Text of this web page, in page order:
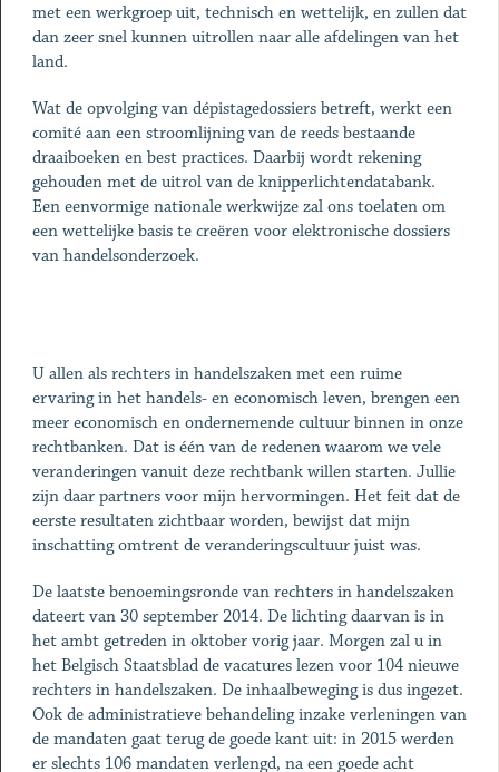
met een werkgroep uit, technisch en wettelijk, en zullen dat
dan zeer snel kunnen uitrollen naar alle afdelingen van het
land.
Wat de opvolging van dépistagedossiers betreft, werkt een
comité aan een stroomlijning van de reeds bestaande
draaiboeken en best practices. Daarbij wordt rekening
gehouden met de uitrol van de knipperlichtendatabank.
Een eenvormige nationale werkwijze zal ons toelaten om
een wettelijke basis te creëren voor elektronische dossiers
van handelsonderzoek.
U allen als rechters in handelszaken met een ruime
ervaring in het handels- en economisch leven, brengen een
meer economisch en ondernemende cultuur binnen in onze
rechtbanken. Dat is één van de redenen waarom we vele
veranderingen vanuit deze rechtbank willen starten. Jullie
zijn daar partners voor mijn hervormingen. Het feit dat de
eerste resultaten zichtbaar worden, bewijst dat mijn
inschatting omtrent de veranderingscultuur juist was.
De laatste benoemingsronde van rechters in handelszaken
dateert van 30 september 2014. De lichting daarvan is in
het ambt getreden in oktober vorig jaar. Morgen zal u in
het Belgisch Staatsblad de vacatures lezen voor 104 nieuwe
rechters in handelszaken. De inhaalbeweging is dus ingezet.
Ook de administratieve behandeling inzake verleningen van
de mandaten gaat terug de goede kant uit: in 2015 werden
er slechts 106 mandaten verlengd, na een goede acht